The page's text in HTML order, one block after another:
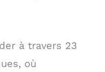
à travers 23
où